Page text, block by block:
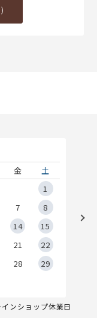
金
土
1
7
8
14
15
21
22
28
29
ンショップ休業日